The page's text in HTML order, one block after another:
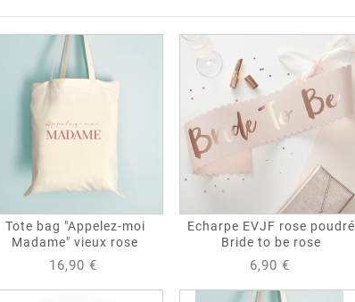
Tote bag "Appelez-moi
Madame" vieux rose
16,90 €
Echarpe EVJF rose poudré
Bride to be rose
6,90 €